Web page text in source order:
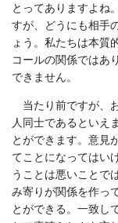
とってありますよね
すが、どうにも相手
ょう。私たちは本質
コールの関係ではあ
できません。
当たり前ですが、
人同士であるといえ
とができます。意見
てことになってはい
うことは悪いことで
み寄りが関係を作っ
とができる。一致し